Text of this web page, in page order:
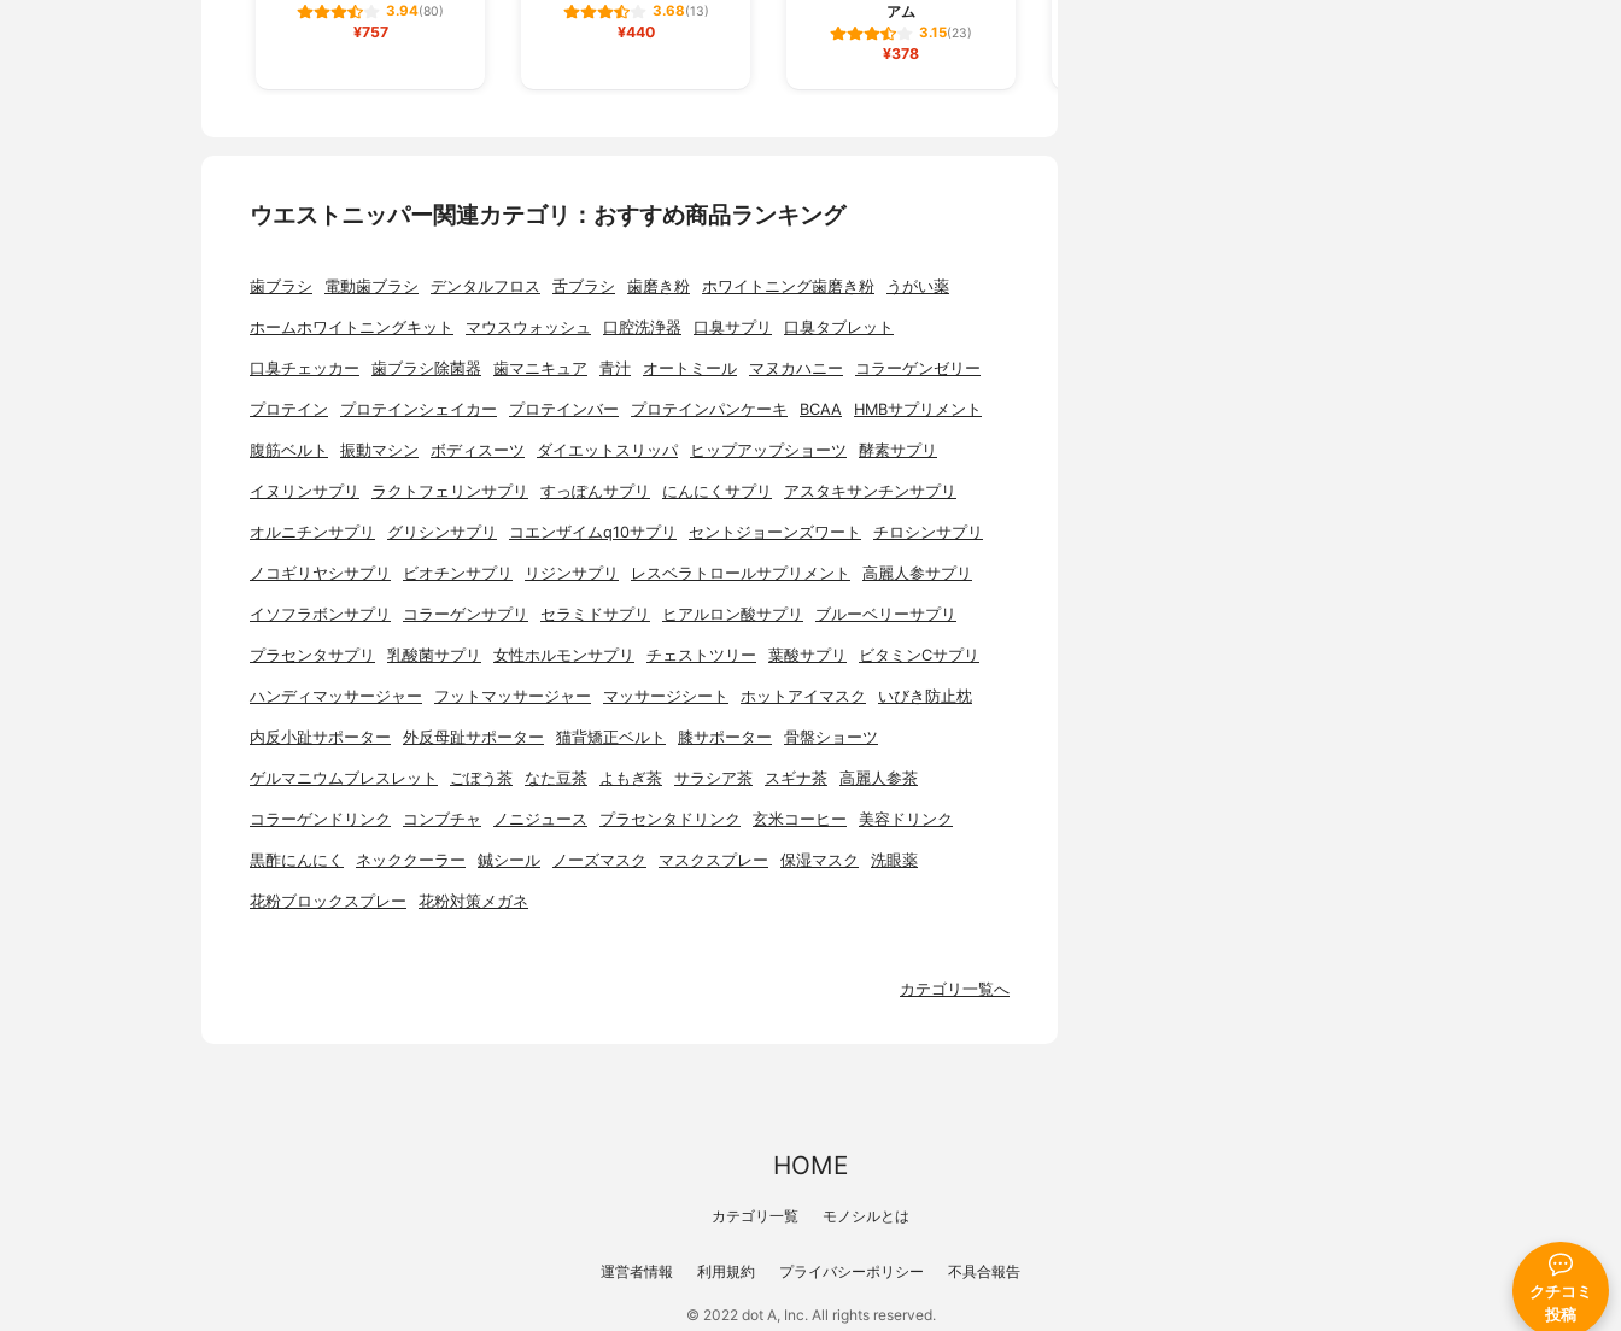
クチコミ
投稿
3.94(80)
¥757
3.68(13)
¥440
アム
3.15(23)
¥378
ウエストニッパー関連カテゴリ：おすすめ商品ランキング
歯ブラシ 電動歯ブラシ デンタルフロス 舌ブラシ 歯磨き粉 ホワイトニング歯磨き粉 うがい薬
ホームホワイトニングキット マウスウォッシュ 口腔洗浄器 口臭サプリ 口臭タブレット
口臭チェッカー 歯ブラシ除菌器 歯マニキュア 青汁 オートミール マヌカハニー コラーゲンゼリー
プロテイン プロテインシェイカー プロテインバー プロテインパンケーキ BCAA HMBサプリメント
腹筋ベルト 振動マシン ボディスーツ ダイエットスリッパ ヒップアップショーツ 酵素サプリ
イヌリンサプリ ラクトフェリンサプリ すっぽんサプリ にんにくサプリ アスタキサンチンサプリ
オルニチンサプリ グリシンサプリ コエンザイムq10サプリ セントジョーンズワート チロシンサプリ
ノコギリヤシサプリ ビオチンサプリ リジンサプリ レスベラトロールサプリメント 高麗人参サプリ
イソフラボンサプリ コラーゲンサプリ セラミドサプリ ヒアルロン酸サプリ ブルーベリーサプリ
プラセンタサプリ 乳酸菌サプリ 女性ホルモンサプリ チェストツリー 葉酸サプリ ビタミンCサプリ
ハンディマッサージャー フットマッサージャー マッサージシート ホットアイマスク いびき防止枕
内反小趾サポーター 外反母趾サポーター 猫背矯正ベルト 膝サポーター 骨盤ショーツ
ゲルマニウムブレスレット ごぼう茶 なた豆茶 よもぎ茶 サラシア茶 スギナ茶 高麗人参茶
コラーゲンドリンク コンブチャ ノニジュース プラセンタドリンク 玄米コーヒー 美容ドリンク
黒酢にんにく ネッククーラー 鍼シール ノーズマスク マスクスプレー 保湿マスク 洗眼薬
花粉ブロックスプレー 花粉対策メガネ
カテゴリ一覧へ
HOME
カテゴリ一覧 モノシルとは
運営者情報 利用規約 プライバシーポリシー 不具合報告
© 2022 dot A, Inc. All rights reserved.